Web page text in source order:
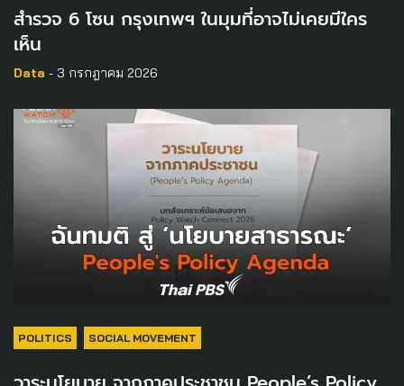
สำรวจ 6 โซน กรุงเทพฯ ในมุมที่อาจไม่เคยมีใคร
เห็น
Data - 3 กรกฎาคม 2026
POLITICS SOCIAL MOVEMENT